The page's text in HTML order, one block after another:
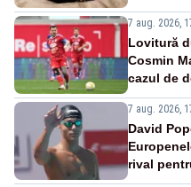
7 aug. 2026,
Lovitură
Cosmin
cazul de
7 aug. 2026,
David
rival